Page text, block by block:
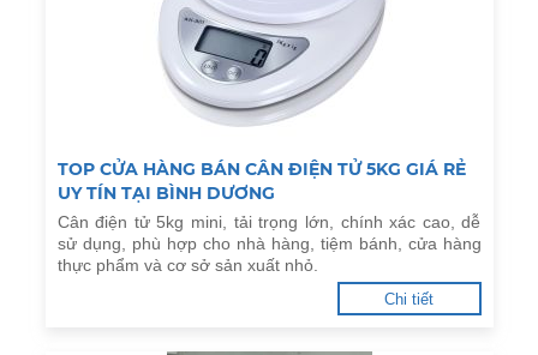
TOP CỬA HÀNG BÁN CÂN ĐIỆN TỬ 5KG GIÁ RẺ
UY TÍN TẠI BÌNH DƯƠNG
Cân điện tử 5kg mini, tải trọng lớn, chính xác cao, dễ
sử dụng, phù hợp cho nhà hàng, tiệm bánh, cửa hàng
thực phẩm và cơ sở sản xuất nhỏ.
Chi tiết